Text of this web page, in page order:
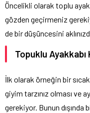
Öncelikli olarak toplu
gözden geçirmeniz
de bir düşüncesini
Topuklu
İlk olarak örneğin bir
giyim tarzınız olması ve
gerekiyor. Bunun